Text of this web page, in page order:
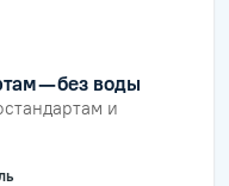
— без воды
и